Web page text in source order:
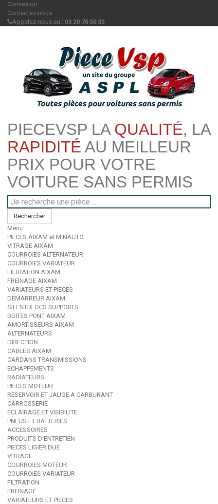
Connexion
Contactez-nous
Appelez-nous au : 03 20 70 50 33
PIECEVSP LA QUALITÉ, LA
RAPIDITÉ AU MEILLEUR
PRIX POUR VOTRE
VOITURE SANS PERMIS
Rechercher
Menu
PIECES AIXAM et MINAUTO
VITRAGE AIXAM
COURROIES ALTERNATEUR
COURROIES VARIATEUR
FILTRATION AIXAM
FREINAGE AIXAM
VARIATEURS ET PIECES
DEMARREUR AIXAM
SILENTBLOCS SUPPORTS
BOITES PONT AIXAM
AMORTISSEURS AIXAM
ALTERNATEURS
DIRECTION
CABLES AIXAM
CARDANS TRANSMISSIONS
ECHAPPEMENTS
RADIATEURS
PIECES MOTEUR
RESERVOIR ET JAUGE A CARBURANT
CARROSSERIE
ECLAIRAGE ET VISIBILITE
PNEUS ET BATTERIES
ACCESSOIRES
PRODUITS D'ENTRETIEN
PIECES LIGIER DUE
VITRAGE
COURROIES MOTEUR
COURROIES VARIATEUR
FILTRATION
FREINAGE
VARIATEURS ET PIECES